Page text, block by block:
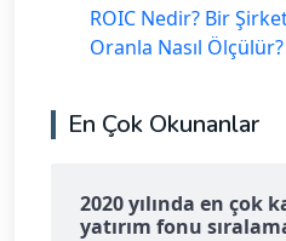
ROIC Nedir? Bir
Oranla Nasıl Ölçülür?
En Çok Okunanlar
2020 yılında en çok
yatırım fonu